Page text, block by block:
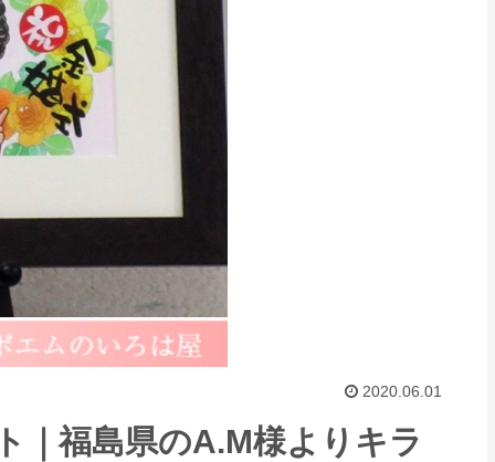
2020.06.01
｜福島県のA.M様よりキラ